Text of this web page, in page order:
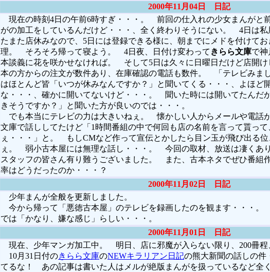
2000年11月04日 日記
現在の時刻4日の午前6時すぎ・・・。 前回の仕入れの少女まんがと
がの加工をしているんだけど・・・、全く終わりそうにない。 4日は私
たまた店休みなので、5日には登録できる様に、朝までにメドを付けて
理。 そろそろ帰って寝よう。 4日夜、日付け変わって きらら文庫で神
本談義に花を咲かせなければ。 そして5日は久々に日曜日だけど店開
本の方からの注文が数件あり、在庫確認の電話も数件。 「テレビみま
はほとんど皆「いつが休みなんですか？」と聞いてくる・・・、よほど
な・・・、確かに開いてないけど・・・。 聞いた時には開いてたんだ
きそうですか？」と聞いた方が良いのでは・・・。
でも本当にテレビの力は大きいねぇ。 懐かしい人からメールや電話
文庫で話ししてたけど「1時間番組の中で何回も店の名前を言って貰っ
ぇ・・・」と。 もしCMなど作って宣伝とかしたら目ン玉が飛び出る
ぇ。 弱小古本屋には無理な話し・・・。 今回の取材、放送は凄くあ
スタッフの皆さん有り難うございました。 また、古本ネタでぜひ番
率はどうだったのか・・・？
2000年11月02日 日記
少年まんが全般を更新しました。
今から帰って「悪徳古本屋」のテレビを録画したのを観ます・・・
では「かなり、嫌な感じ」らしい・・・。
2000年11月01日 日記
現在、少年マンガ加工中。 明日、店に邪魔が入らない限り、200冊程
10月31日付のきらら文庫のNEWキラリアン日記の熊大新聞の話しの件
てるな！ あの記事は書いた人はメルが絶版まんがを扱っているなど全